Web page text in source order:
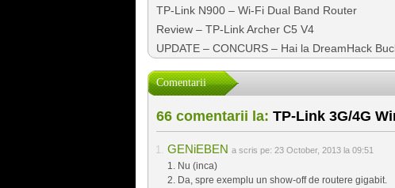
TP-Link N900 – Wi-Fi Dual Band Router
Review – TP-Link Archer C5 V4
UPDATE – CONCURS – Hai la DreamHack
Comentarii
66 comentarii la: TP-Link 3G/4G
GENiEBEN a scris pe: 23 October, 2013 la 09:51
1. Nu (inca)
2. Da, spre exemplu un show-off de routere gigabit.